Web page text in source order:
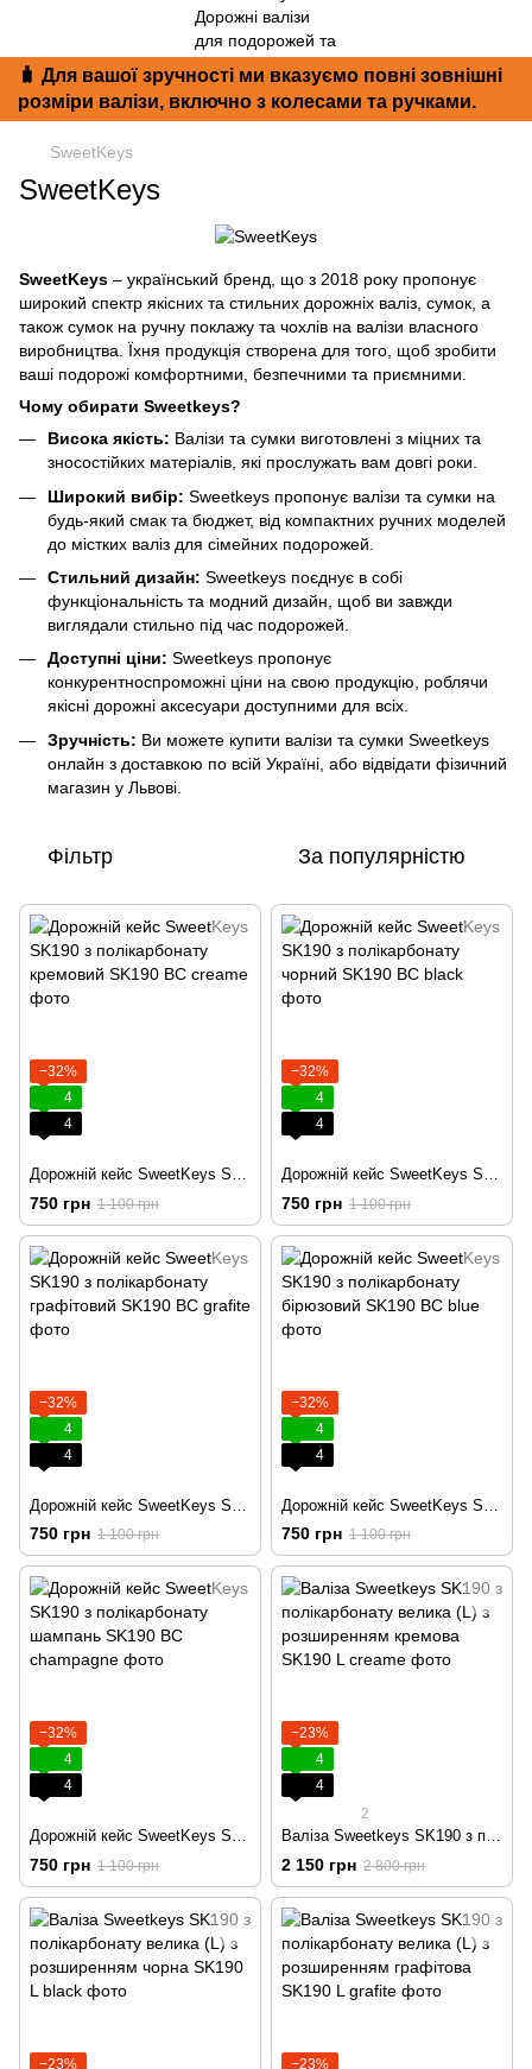
🧳 Для вашої зручності ми вказуємо повні зовнішні
розміри валізи, включно з колесами та ручками.
SweetKeys
SweetKeys
SweetKeys – український бренд, що з 2018 року пропонує
широкий спектр якісних та стильних дорожніх валіз, сумок, а
також сумок на ручну поклажу та чохлів на валізи власного
виробництва. Їхня продукція створена для того, щоб зробити
ваші подорожі комфортними, безпечними та приємними.
Чому обирати Sweetkeys?
Висока якість: Валізи та сумки виготовлені з міцних та
зносостійких матеріалів, які прослужать вам довгі роки.
Широкий вибір: Sweetkeys пропонує валізи та сумки на
будь-який смак та бюджет, від компактних ручних моделей
до містких валіз для сімейних подорожей.
Стильний дизайн: Sweetkeys поєднує в собі
функціональність та модний дизайн, щоб ви завжди
виглядали стильно під час подорожей.
Доступні ціни: Sweetkeys пропонує
конкурентноспроможні ціни на свою продукцію, роблячи
якісні дорожні аксесуари доступними для всіх.
Зручність: Ви можете купити валізи та сумки Sweetkeys
онлайн з доставкою по всій Україні, або відвідати фізичний
магазин у Львові.
Фільтр За популярністю
−32%
4
4
Дорожній кейс SweetKeys SK190 з полікарбонату кремовий
750 грн 1 100 грн
−32%
4
4
Дорожній кейс SweetKeys SK190 з полікарбонату чорний
750 грн 1 100 грн
−32%
4
4
750 грн 1 100 грн
−32%
4
4
750 грн 1 100 грн
−32%
4
4
Дорожній кейс SweetKeys SK190 з полікарбонату шампань
750 грн 1 100 грн
−23%
4
4
2
Валіза Sweetkeys SK190 з полікарбонату велика (L) з розширенням кремова
2 150 грн 2 800 грн
−23%
−23%